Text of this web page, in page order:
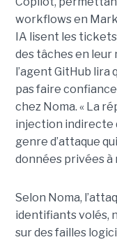
workflows en
IA lisent les
des tâches en leur
l’agent GitHub lira
pas faire
chez Noma. « La
injection indirecte
genre d’attaque
données privées à
Selon Noma,
identifiants volés,
sur des failles